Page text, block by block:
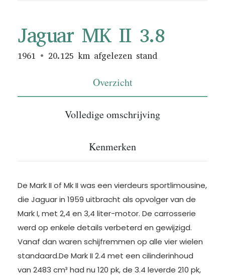
Jaguar MK II 3.8
1961 20.125 km afgelezen stand
Overzicht
Volledige omschrijving
Kenmerken
De Mark II of Mk II was een vierdeurs sportlimousine,
die Jaguar in 1959 uitbracht als opvolger van de
Mark I, met 2,4 en 3,4 liter-motor. De carrosserie
werd op enkele details verbeterd en gewijzigd.
Vanaf dan waren schijfremmen op alle vier wielen
standaard.De Mark II 2.4 met een cilinderinhoud
van 2483 cm³ had nu 120 pk, de 3.4 leverde 210 pk,